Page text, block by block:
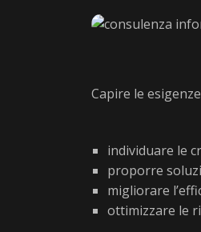
Capire le
individuare le
proporre
migliorare
ottimizzare le